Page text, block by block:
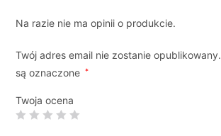
Na razie nie ma opinii o produkcie.
Twój adres email nie zostanie opublikowany.
są oznaczone
*
Twoja ocena